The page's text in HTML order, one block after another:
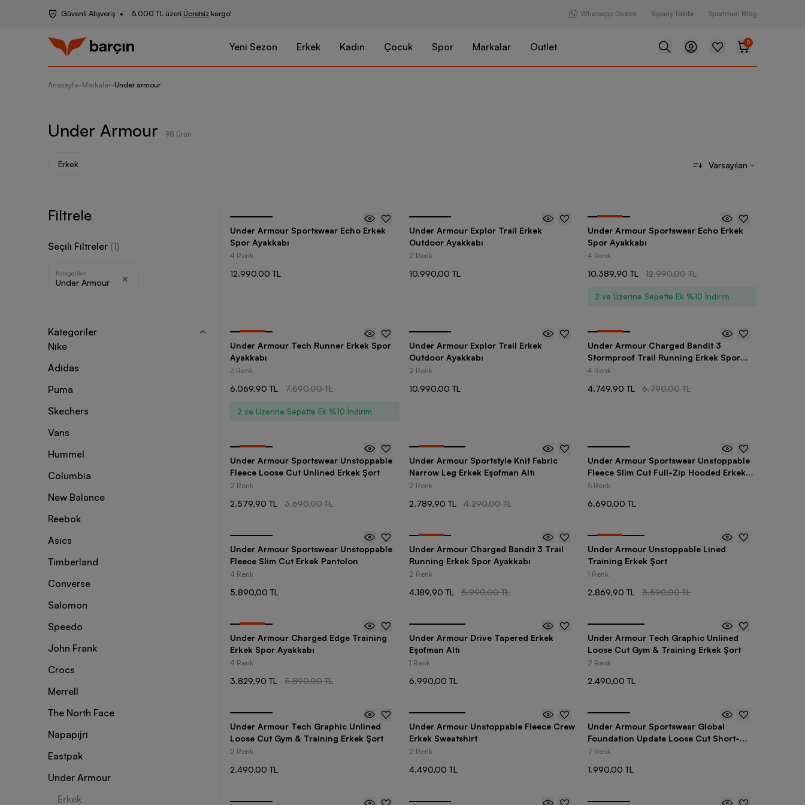
Güvenli Alışveriş 5.000 TL üzeri Ücretsiz kargo! Whatsapp Destek Sipariş Takibi Sportmen Blog
Yeni Sezon Erkek Kadın Çocuk Spor Markalar Outlet 0
Anasayfa-Markalar-Under armour
Under Armour 98 Ürün
Erkek Varsayılan
Filtrele
Seçili Filtreler (1)
Kategoriler
Under Armour
Kategoriler
Nike
Adidas
Puma
Skechers
Vans
Hummel
Columbia
New Balance
Reebok
Asics
Timberland
Converse
Salomon
Speedo
John Frank
Crocs
Merrell
The North Face
Napapijri
Eastpak
Under Armour
Erkek
Under Armour Sportswear Echo Erkek
Spor Ayakkabı
4 Renk
12.990,00 TL
Under Armour Explor Trail Erkek
Outdoor Ayakkabı
2 Renk
10.990,00 TL
Under Armour Sportswear Echo Erkek
Spor Ayakkabı
4 Renk
10.389,90 TL 12.990,00 TL
2 ve Üzerine Sepette Ek %10 İndirim
Under Armour Tech Runner Erkek Spor
Ayakkabı
3 Renk
6.069,90 TL 7.590,00 TL
2 ve Üzerine Sepette Ek %10 İndirim
Under Armour Explor Trail Erkek
Outdoor Ayakkabı
2 Renk
10.990,00 TL
Under Armour Charged Bandit 3
Stormproof Trail Running Erkek Spor
Ayakkabı
4 Renk
4.749,90 TL 6.790,00 TL
Under Armour Sportswear Unstoppable
Fleece Loose Cut Unlined Erkek Şort
2 Renk
2.579,90 TL 3.690,00 TL
Under Armour Sportstyle Knit Fabric
Narrow Leg Erkek Eşofman Altı
2 Renk
2.789,90 TL 4.290,00 TL
Under Armour Sportswear Unstoppable
Fleece Slim Cut Full-Zip Hooded Erkek
Sweatshirt
5 Renk
6.690,00 TL
Under Armour Sportswear Unstoppable
Fleece Slim Cut Erkek Pantolon
4 Renk
5.890,00 TL
Under Armour Charged Bandit 3 Trail
Running Erkek Spor Ayakkabı
2 Renk
4.189,90 TL 5.990,00 TL
Under Armour Unstoppable Lined
Training Erkek Şort
1 Renk
2.869,90 TL 3.590,00 TL
Under Armour Charged Edge Training
Erkek Spor Ayakkabı
4 Renk
3.829,90 TL 5.890,00 TL
Under Armour Drive Tapered Erkek
Eşofman Altı
1 Renk
6.990,00 TL
Under Armour Tech Graphic Unlined
Loose Cut Gym & Training Erkek Şort
2 Renk
2.490,00 TL
Under Armour Tech Graphic Unlined
Loose Cut Gym & Training Erkek Şort
2 Renk
2.490,00 TL
Under Armour Unstoppable Fleece Crew
Erkek Sweatshirt
2 Renk
4.490,00 TL
Under Armour Sportswear Global
Foundation Update Loose Cut Short-
Sleeve Erkek Tişört
7 Renk
1.990,00 TL